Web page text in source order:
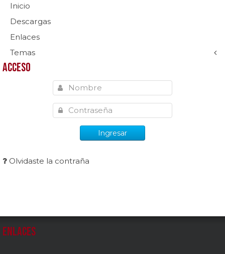
Inicio
Descargas
Enlaces
Temas
Acceso
Ingresar
Olvidaste la contraña
Enlaces